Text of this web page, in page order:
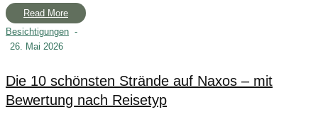
Read More
Besichtigungen -
26. Mai 2026
Die 10 schönsten Strände auf Naxos – mit
Bewertung nach Reisetyp